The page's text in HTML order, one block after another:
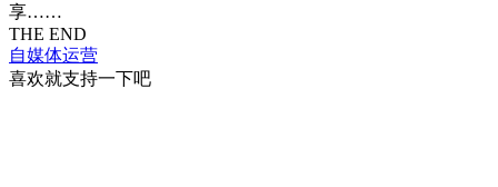
享……
THE END
自媒体运营
喜欢就支持一下吧